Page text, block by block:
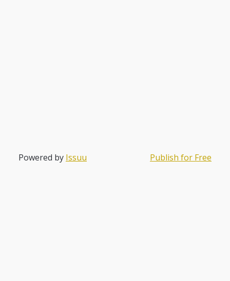
Powered by Issuu Publish for Free